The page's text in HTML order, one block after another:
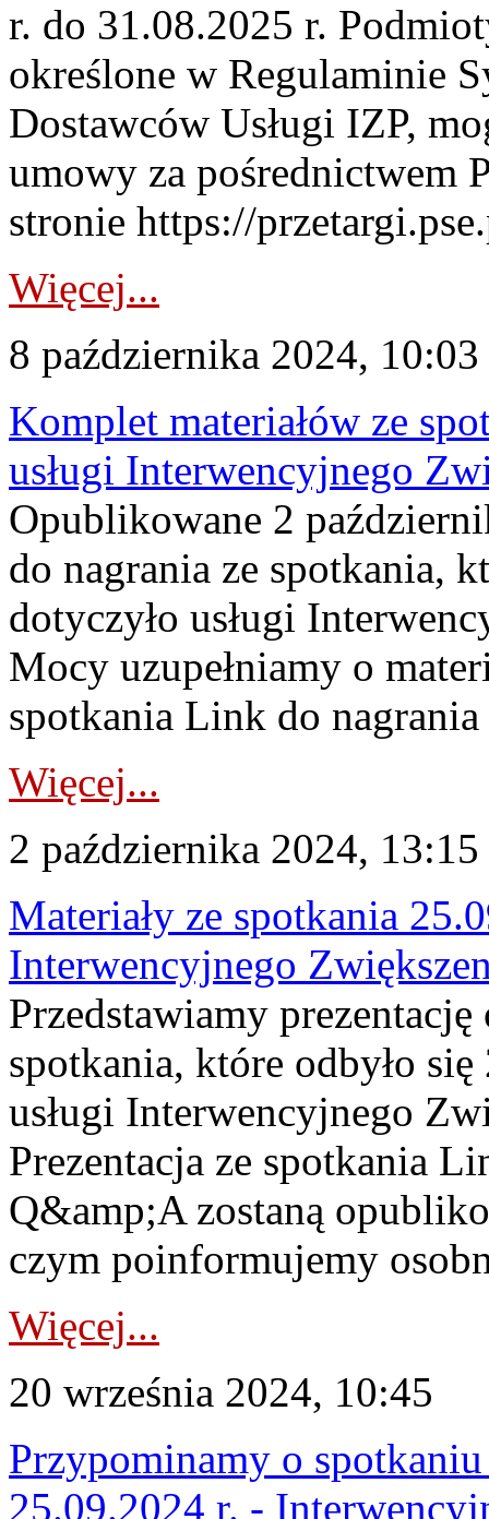
r. do 31.08.2025 r.
określone w Regulaminie
Dostawców Usługi IZP,
umowy za pośrednictwem
stronie https://
Więcej...
8 października 2024, 10:03
Komplet materiałów ze
usługi Interwencyjnego
Opublikowane 2
do nagrania ze spotkania,
dotyczyło usługi
Mocy uzupełniamy o
spotkania Link do
Więcej...
2 października 2024, 13:15
Materiały ze spotkania
Interwencyjnego
Przedstawiamy
spotkania, które odbyło
usługi Interwencyjnego
Prezentacja ze spotkania
Q&amp;A zostaną
czym poinformujemy
Więcej...
20 września 2024, 10:45
Przypominamy o
25.09.2024 r. -